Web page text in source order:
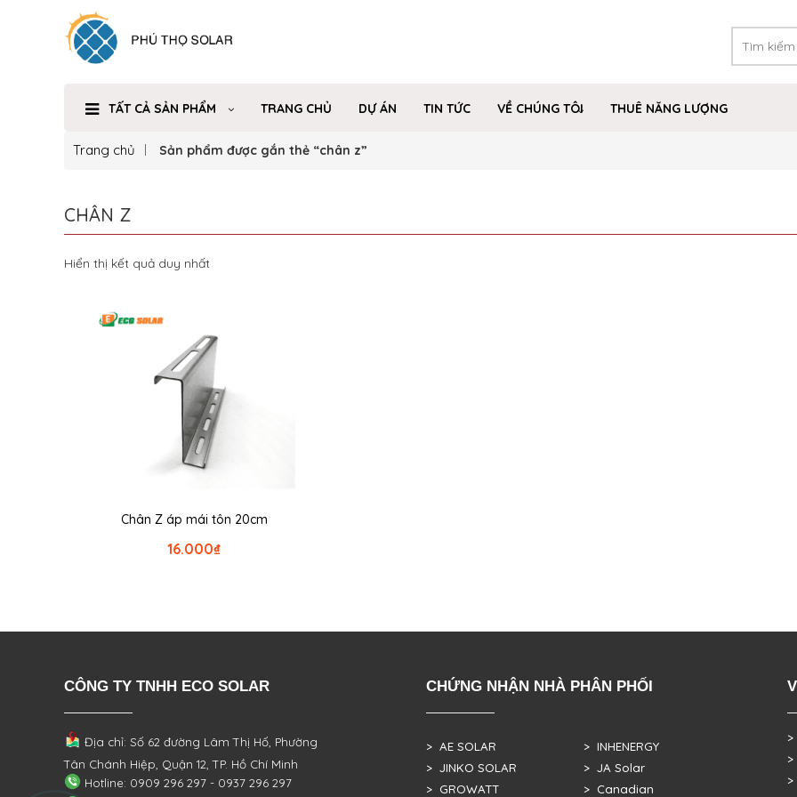
TẤT CẢ SẢN PHẨM TRANG CHỦ DỰ ÁN TIN TỨC VỀ CHÚNG TÔI THUÊ NĂNG LƯỢNG
Trang chủ Sản phẩm được gắn thẻ “chân z”
CHÂN Z
Hiển thị kết quả duy nhất
Chân Z áp mái tôn 20cm
₫
16.000
CÔNG TY TNHH ECO SOLAR
Địa chỉ: Số 62 đường Lâm Thị Hố, Phường
Tân Chánh Hiệp, Quận 12, TP. Hồ Chí Minh
Hotline: 0909 296 297 - 0937 296 297
CHỨNG NHẬN NHÀ PHÂN PHỐI
> AE SOLAR
> JINKO SOLAR
> GROWATT
> INHENERGY
> JA Solar
> Canadian
>